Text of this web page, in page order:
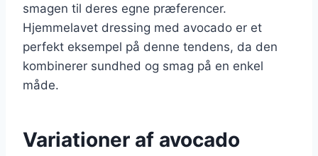
smagen til deres egne præferencer.
Hjemmelavet dressing med avocado er et
perfekt eksempel på denne tendens, da den
kombinerer sundhed og smag på en enkel
måde.
Variationer af avocado